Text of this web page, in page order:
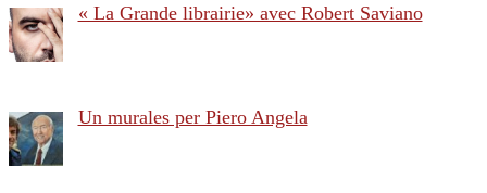
« La Grande librairie» avec Robert Saviano
Un murales per Piero Angela